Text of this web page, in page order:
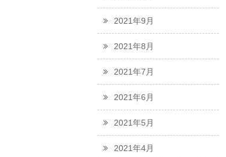
2021年9月
2021年8月
2021年7月
2021年6月
2021年5月
2021年4月